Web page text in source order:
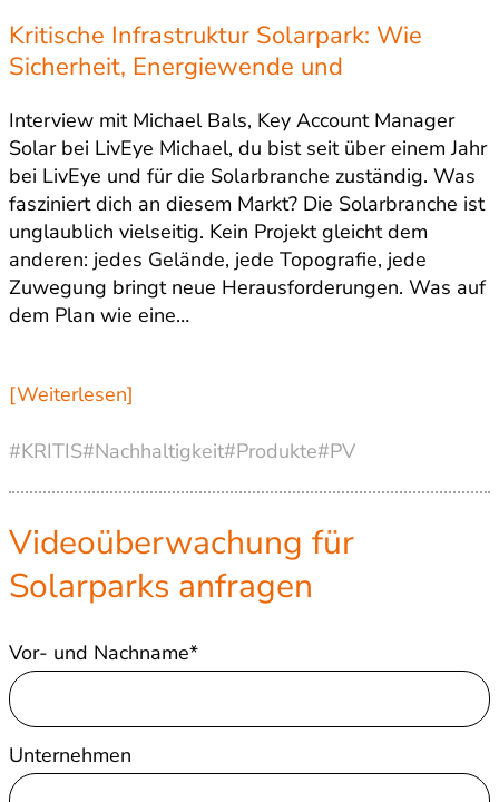
Kritische Infrastruktur Solarpark: Wie
Sicherheit, Energiewende und
Interview mit Michael Bals, Key Account Manager
Solar bei LivEye Michael, du bist seit über einem Jahr
bei LivEye und für die Solarbranche zuständig. Was
fasziniert dich an diesem Markt? Die Solarbranche ist
unglaublich vielseitig. Kein Projekt gleicht dem
anderen: jedes Gelände, jede Topografie, jede
Zuwegung bringt neue Herausforderungen. Was auf
dem Plan wie eine…
[Weiterlesen]
#KRITIS#Nachhaltigkeit#Produkte#PV
Videoüberwachung für
Solarparks anfragen
Vor- und Nachname*
Unternehmen